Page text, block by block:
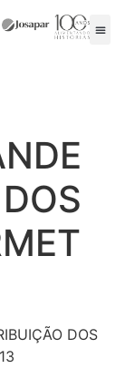
DOS